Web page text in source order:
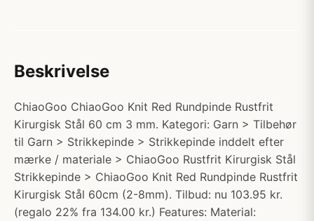
Beskrivelse
ChiaoGoo ChiaoGoo Knit Red Rundpinde Rustfrit
Kirurgisk Stål 60 cm 3 mm. Kategori: Garn > Tilbehør
til Garn > Strikkepinde > Strikkepinde inddelt efter
mærke / materiale > ChiaoGoo Rustfrit Kirurgisk Stål
Strikkepinde > ChiaoGoo Knit Red Rundpinde Rustfrit
Kirurgisk Stål 60cm (2-8mm). Tilbud: nu 103.95 kr.
(regalo 22% fra 134.00 kr.) Features: Material: